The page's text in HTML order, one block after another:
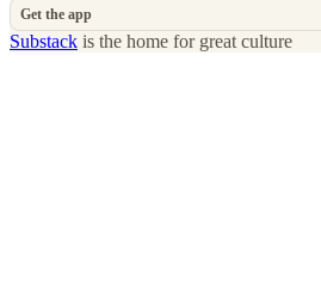
Get the app
Substack is the home for great culture